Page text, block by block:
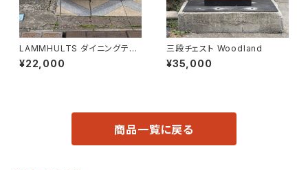
LAMMHULTS ダイニングテー
ブル
¥22,000
三段チェスト Woodland
¥35,000
商品一覧に戻る